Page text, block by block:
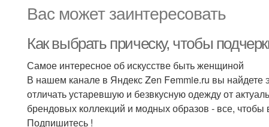
Вас может заинтересовать
Как выбрать прическу, чтобы
Самое интересное об искусстве быть женщиной
В нашем канале в Яндекс Zen Femmie.ru вы найдете
отличать устаревшую и безвкусную одежду от
брендовых коллекций и модных образов - все,
Подпишитесь !